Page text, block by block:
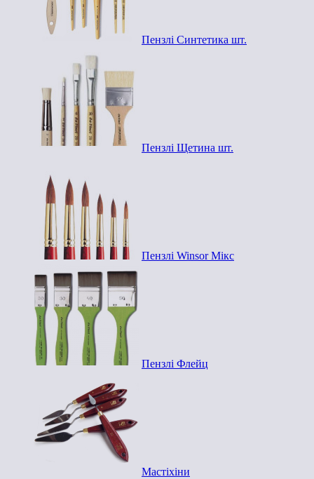
Пензлі Синтетика шт.
Пензлі Щетина шт.
Пензлі Winsor Мікс
Пензлі Флейц
Мастіхіни